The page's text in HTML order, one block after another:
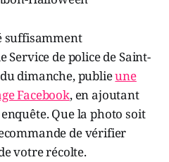
suffisamment
de police de Saint-
dimanche, publieune
Facebook, en ajoutant
Que la photo soit
de vérifier
votre récolte.